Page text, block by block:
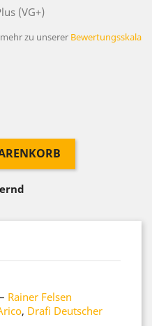
(VG+)
mehr zu unserer Bewertungsskala
– Rainer Felsen
, Drafi Deutscher